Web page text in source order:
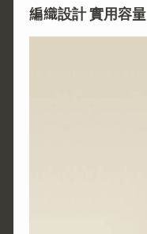
編織設計 實用容量